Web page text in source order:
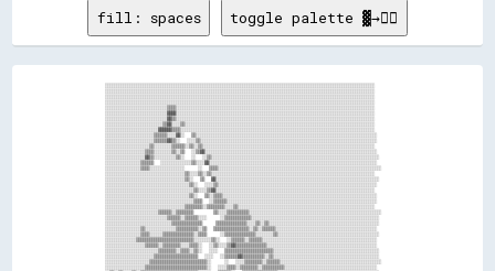
fill: spaces toggle palette ▓→✊🏽